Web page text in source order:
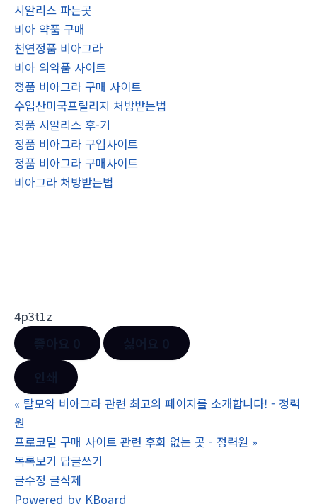
시알리스 파는곳
비아 약품 구매
천연정품 비아그라
비아 의약품 사이트
정품 비아그라 구매 사이트
수입산미국프릴리지 처방받는법
정품 시알리스 후-기
정품 비아그라 구입사이트
정품 비아그라 구매사이트
비아그라 처방받는법
4p3t1z
« 탈모약 비아그라 관련 최고의 페이지를 소개합니다! - 정력
원
프로코밀 구매 사이트 관련 후회 없는 곳 - 정력원 »
목록보기 답글쓰기
글수정 글삭제
Powered by KBoard